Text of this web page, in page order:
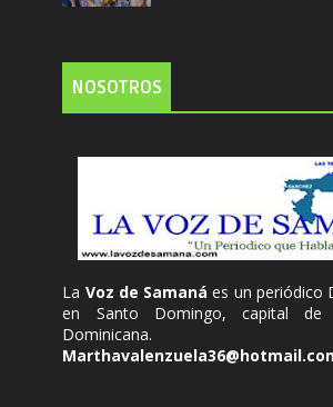
NOSOTROS
La Voz de Samanáes un periódico
en Santo Domingo, capital de
Dominicana.